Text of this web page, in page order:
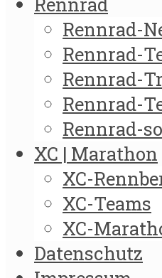
Rennrad-
Rennrad-
Rennrad-
Rennrad-
Rennrad-
XC | Marathon
XC-
XC-Teams
XC-
Datenschutz